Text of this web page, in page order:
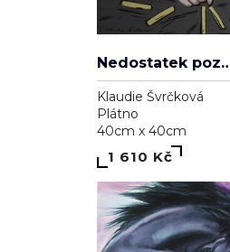
Nedostatek
Klaudie Švrčková
Plátno
40cm x 40cm
1 610 Kč